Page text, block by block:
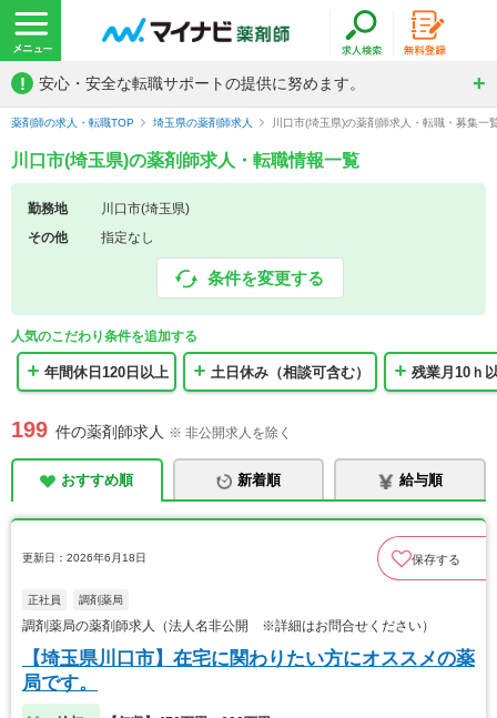
! 安心・安全な転職サポートの提供に努めます。
薬剤師の求人・転職TOP 埼玉県の薬剤師求人 川口市(埼玉県)の薬剤師求人・転職・募集一
川口市(埼玉県)の薬剤師求人・転職情報一覧
勤務地
川口市(埼玉県)
その他
指定なし
条件を変更する
人気のこだわり条件を追加する
年間休日120日以上 土日休み（相談可含む） 残業月10ｈ
199 件の薬剤師求人 ※ 非公開求人を除く
おすすめ順 新着順 給与順
更新日：2026年6月18日 保存する
正社員 調剤薬局
調剤薬局の薬剤師求人（法人名非公開 ※詳細はお問合せください）
【埼玉県川口市】在宅に関わりたい方にオススメの薬
局です。